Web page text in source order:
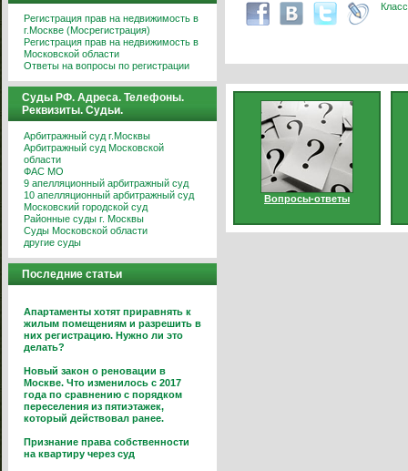
Регистрация прав на недвижимость в
г.Москве (Мосрегистрация)
Регистрация прав на недвижимость в
Московской области
Ответы на вопросы по регистрации
Суды РФ. Адреса. Телефоны.
Реквизиты. Судьи.
Арбитражный суд г.Москвы
Арбитражный суд Московской
области
ФАС МО
9 апелляционный арбитражный суд
10 апелляционный арбитражный суд
Московский городской суд
Районные суды г. Москвы
Суды Московской области
другие суды
Последние статьи
Апартаменты хотят приравнять к
жилым помещениям и разрешить в
них регистрацию. Нужно ли это
делать?
Новый закон о реновации в
Москве. Что изменилось с 2017
года по сравнению с порядком
переселения из пятиэтажек,
который действовал ранее.
Признание права собственности
на квартиру через суд
Вопросы-ответы